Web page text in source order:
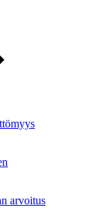
arvoitus